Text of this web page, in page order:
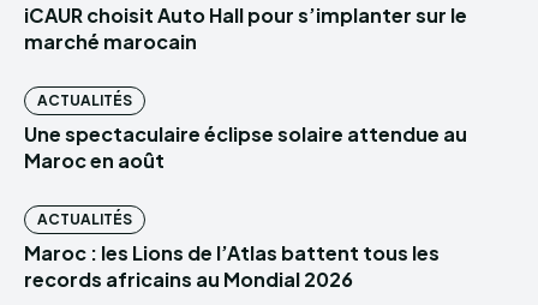
iCAUR choisit Auto Hall pour s’implanter sur le
marché marocain
ACTUALITÉS
Une spectaculaire éclipse solaire attendue au
Maroc en août
ACTUALITÉS
Maroc : les Lions de l’Atlas battent tous les
records africains au Mondial 2026